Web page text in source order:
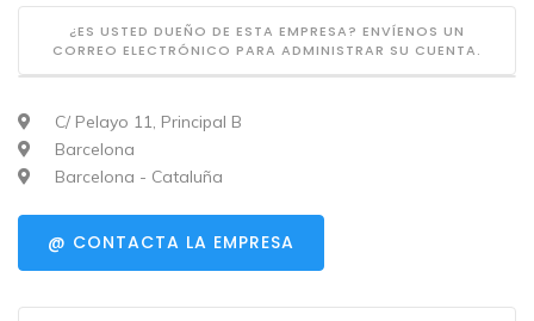
¿ES USTED DUEÑO DE ESTA EMPRESA? ENVÍENOS UN
CORREO ELECTRÓNICO PARA ADMINISTRAR SU CUENTA.
C/ Pelayo 11, Principal B
Barcelona
Barcelona - Cataluña
@ CONTACTA LA EMPRESA